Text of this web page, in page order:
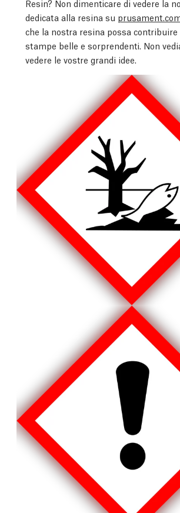
Resin? Non dimenticare di vedere la
dedicata alla resina su
che la nostra resina possa contribuire
stampe belle e sorprendenti. Non
vedere le vostre grandi idee.